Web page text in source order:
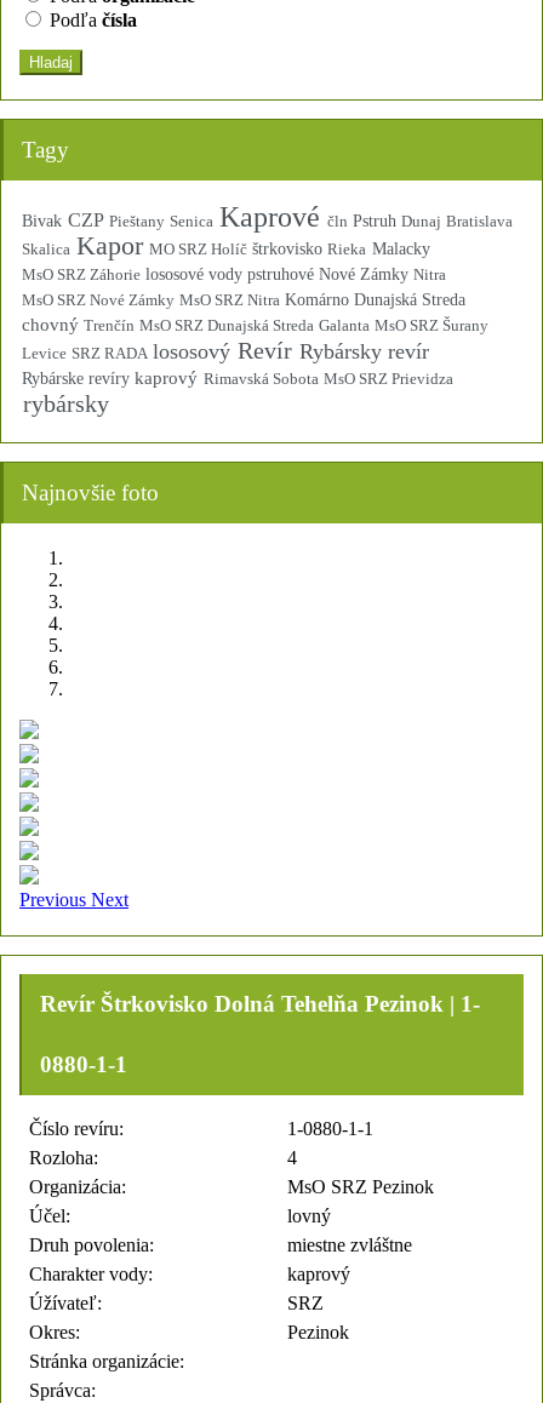
Podľa čísla
Hladaj
Tagy
Bivak CZP Pieštany Senica Kaprové čln Pstruh Dunaj Bratislava
Skalica Kapor MO SRZ Holíč štrkovisko Rieka Malacky
MsO SRZ Záhorie lososové vody pstruhové Nové Zámky Nitra
MsO SRZ Nové Zámky MsO SRZ Nitra Komárno Dunajská Streda
chovný Trenčín MsO SRZ Dunajská Streda Galanta MsO SRZ Šurany
Levice SRZ RADA lososový Revír Rybársky revír
Rybárske revíry kaprový Rimavská Sobota MsO SRZ Prievidza
rybársky
Najnovšie foto
Previous Next
Revír Štrkovisko Dolná Tehelňa Pezinok | 1-
0880-1-1
Číslo revíru:
1-0880-1-1
Rozloha:
4
Organizácia:
MsO SRZ Pezinok
Účel:
lovný
Druh povolenia:
miestne zvláštne
Charakter vody:
kaprový
Úžívateľ:
SRZ
Okres:
Pezinok
Stránka organizácie:
Správca: